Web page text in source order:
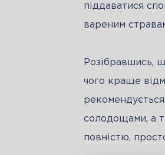
піддаватися
вареним
Розібравшись,
чого краще
солодощами, а
повністю,